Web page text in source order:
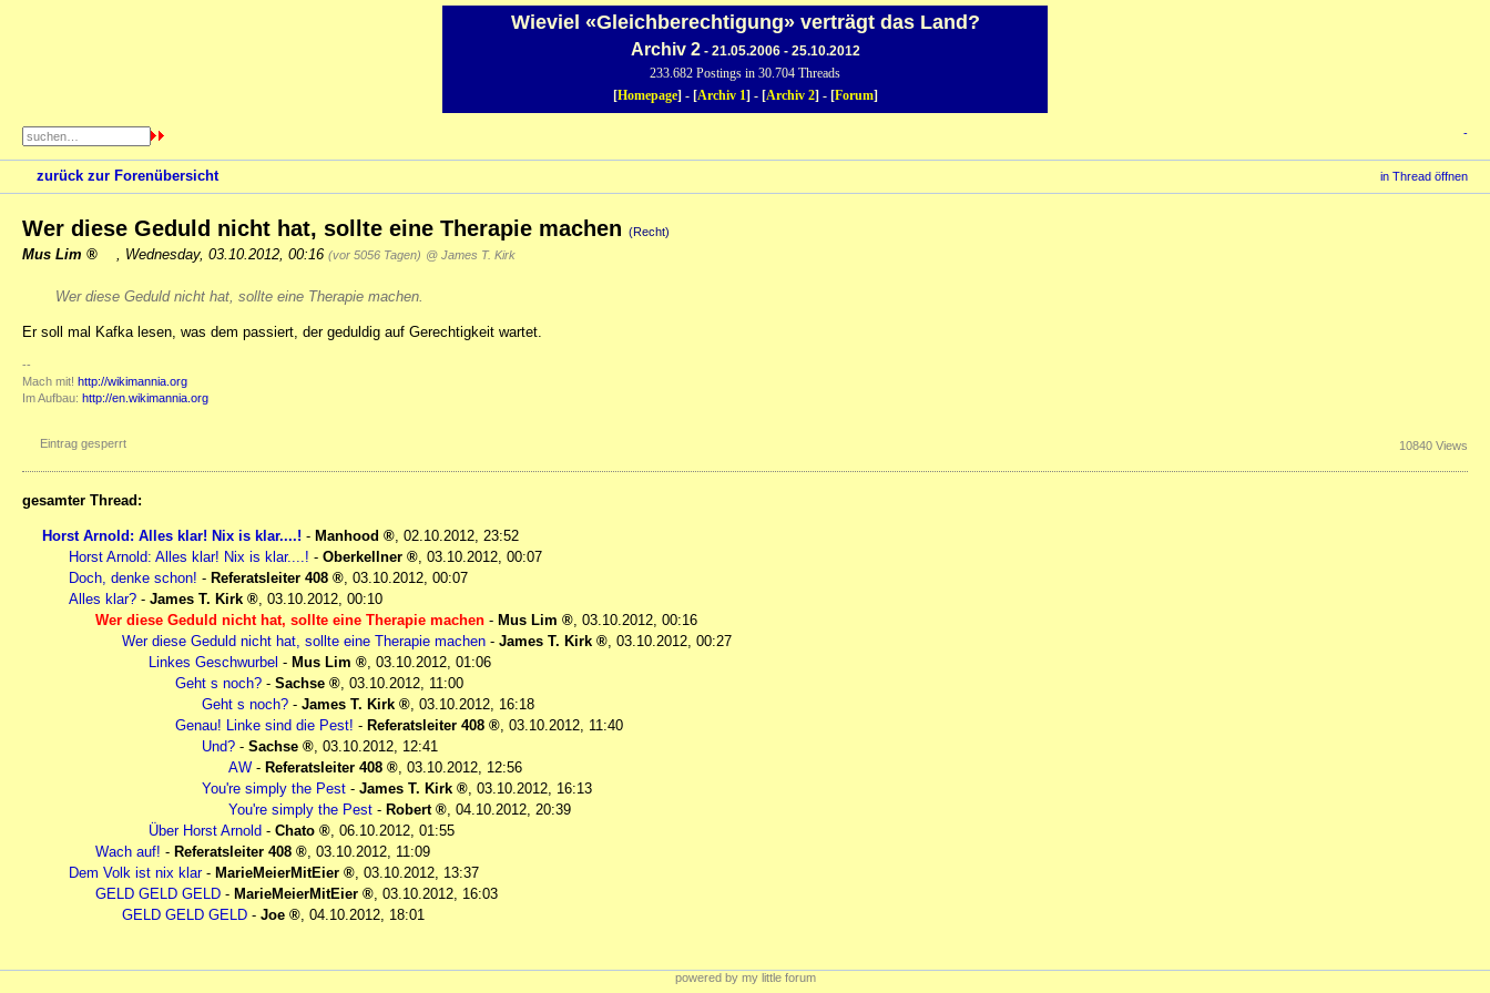
Wieviel «Gleichberechtigung» verträgt das Land?
Archiv 2- 21.05.2006 - 25.10.2012
233.682 Postings in 30.704 Threads
[Homepage] - [Archiv 1] - [Archiv 2] - [Forum]
-
zurück zur Forenübersicht in Thread öffnen
Wer diese Geduld nicht hat, sollte eine Therapie machen (Recht)
Mus Lim Wednesday, 03.10.2012, 00:16 (vor 5056 Tagen) @ James T. Kirk
Wer diese Geduld nicht hat, sollte eine Therapie machen.
Er soll mal Kafka lesen, was dem passiert, der geduldig auf Gerechtigkeit wartet.
--
Mach mit! http://wikimannia.org
Im Aufbau: http://en.wikimannia.org
Eintrag gesperrt 10840 Views
gesamter Thread:
Horst Arnold: Alles klar! Nix is klar....! - Manhood , 02.10.2012, 23:52
Horst Arnold: Alles klar! Nix is klar....! - Oberkellner , 03.10.2012, 00:07
Doch, denke schon! - Referatsleiter 408 , 03.10.2012, 00:07
Alles klar? - James T. Kirk , 03.10.2012, 00:10
Wer diese Geduld nicht hat, sollte eine Therapie machen - Mus Lim , 03.10.2012, 00:16
Wer diese Geduld nicht hat, sollte eine Therapie machen - James T. Kirk , 03.10.2012, 00:27
Linkes Geschwurbel - Mus Lim , 03.10.2012, 01:06
Geht s noch? - Sachse , 03.10.2012, 11:00
Geht s noch? - James T. Kirk , 03.10.2012, 16:18
Genau! Linke sind die Pest! - Referatsleiter 408 , 03.10.2012, 11:40
Und? - Sachse , 03.10.2012, 12:41
AW - Referatsleiter 408 , 03.10.2012, 12:56
You're simply the Pest - James T. Kirk , 03.10.2012, 16:13
You're simply the Pest - Robert , 04.10.2012, 20:39
Über Horst Arnold - Chato , 06.10.2012, 01:55
Wach auf! - Referatsleiter 408 , 03.10.2012, 11:09
Dem Volk ist nix klar- MarieMeierMitEier , 03.10.2012, 13:37
GELD GELD GELD - MarieMeierMitEier , 03.10.2012, 16:03
GELD GELD GELD - Joe , 04.10.2012, 18:01
powered by my little forum